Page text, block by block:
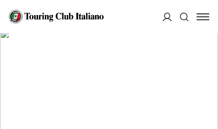
HOME
ANTICA OSTERIA CAVALLINI